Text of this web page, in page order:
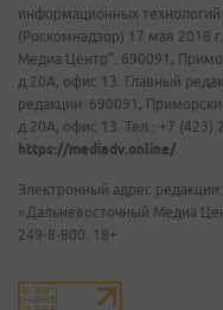
информационных
(Роскомнадзор) 17 мая 2018
Медиа Центр". 690091,
д.20А, офис 13. Главный
редакции: 690091,
д.20А, офис 13. Тел.: +7 (423)
https://mediadv.online/
Электронный адрес
«Дальневосточный Медиа
249-8-800. 18+